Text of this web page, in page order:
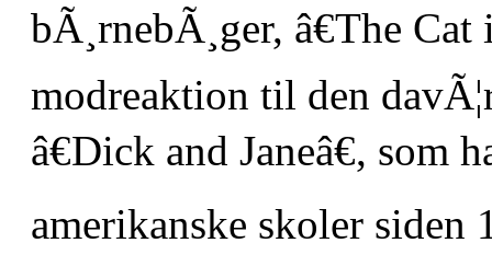
bÃ¸rnebÃ¸ger, â€The Cat
modreaktion til den
â€Dick and Janeâ€, som
amerikanske skoler siden